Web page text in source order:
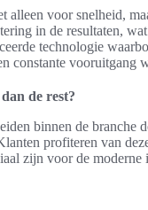
alleen voor snelheid,
in de resultaten,
technologie
constante vooruitgang
de rest?
binnen de branche
profiteren van
zijn voor de moderne